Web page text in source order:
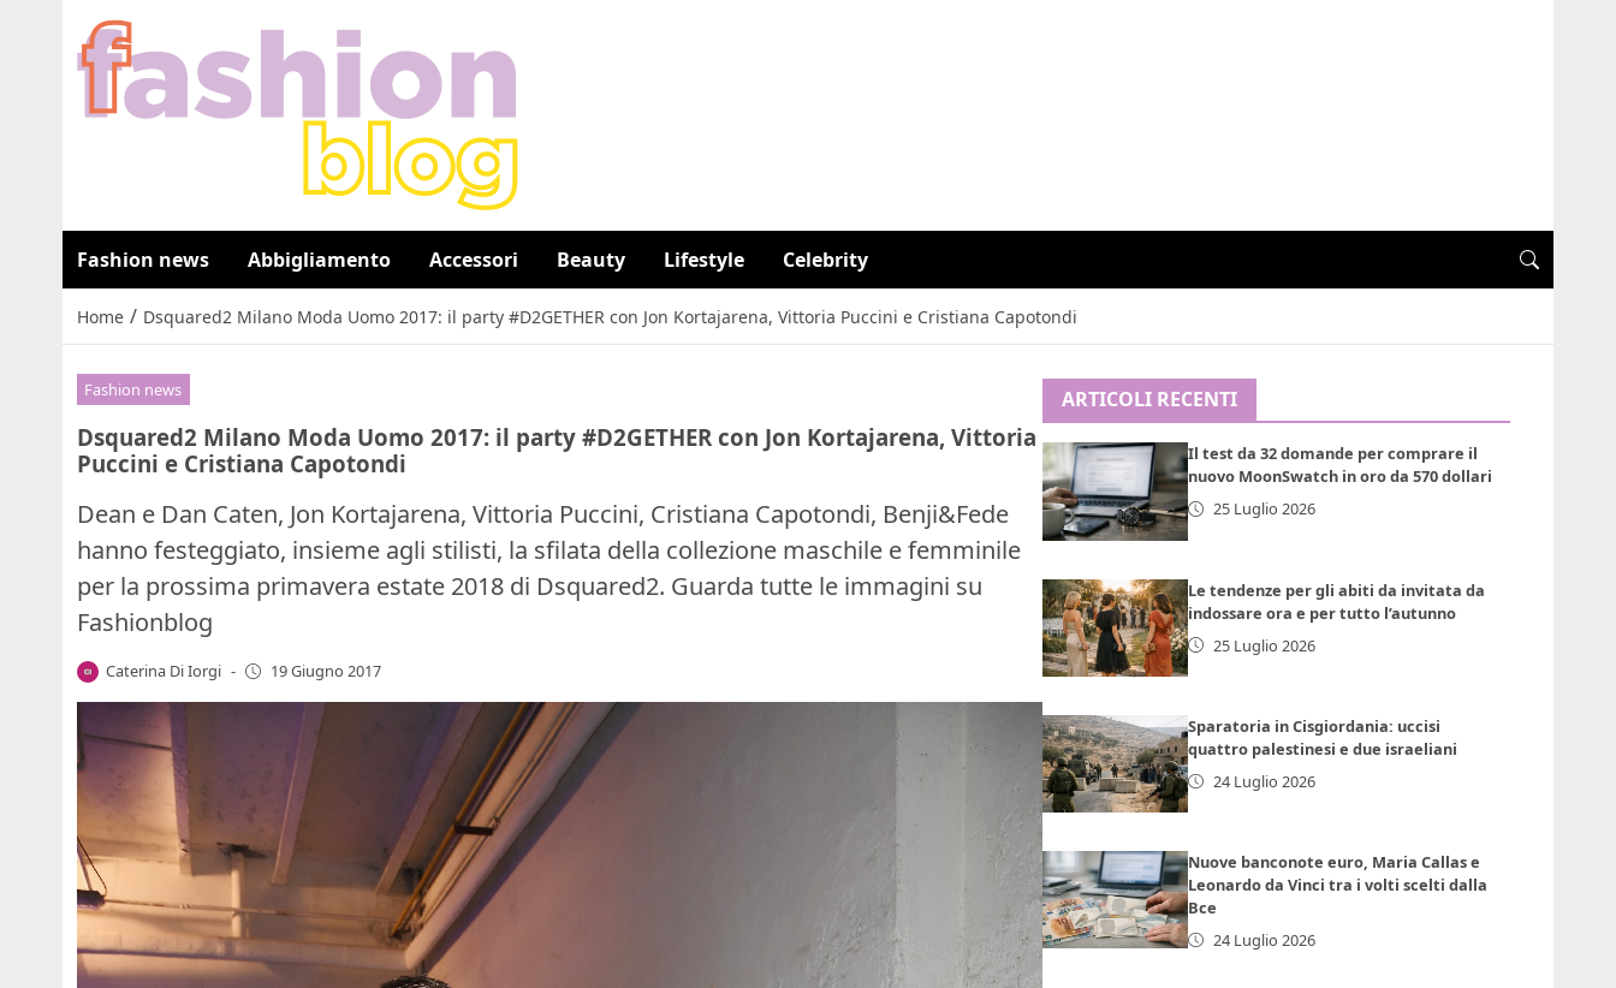
Fashion news Abbigliamento Accessori Beauty Lifestyle Celebrity
Home / Dsquared2 Milano Moda Uomo 2017: il party #D2GETHER con Jon Kortajarena, Vittoria Puccini e Cristiana Capotondi
Fashion news
Dsquared2 Milano Moda Uomo 2017: il party #D2GETHER con Jon Kortajarena, Vittoria
Puccini e Cristiana Capotondi
Dean e Dan Caten, Jon Kortajarena, Vittoria Puccini, Cristiana Capotondi, Benji&Fede
hanno festeggiato, insieme agli stilisti, la sfilata della collezione maschile e femminile
per la prossima primavera estate 2018 di Dsquared2. Guarda tutte le immagini su
Fashionblog
Caterina Di Iorgi - 19 Giugno 2017
ARTICOLI RECENTI
Il test da 32 domande per comprare il
nuovo MoonSwatch in oro da 570 dollari
25 Luglio 2026
Le tendenze per gli abiti da invitata da
indossare ora e per tutto l’autunno
25 Luglio 2026
Sparatoria in Cisgiordania: uccisi
quattro palestinesi e due israeliani
24 Luglio 2026
Nuove banconote euro, Maria Callas e
Leonardo da Vinci tra i volti scelti dalla
Bce
24 Luglio 2026